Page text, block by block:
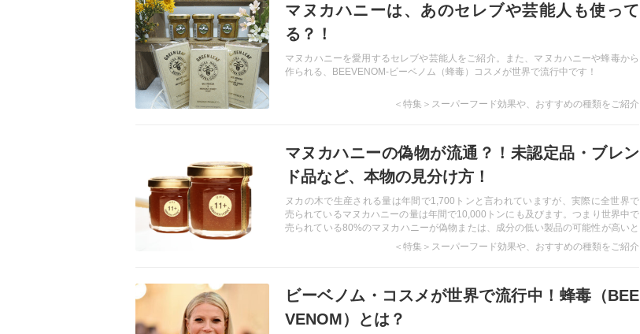
マヌカハニーは、あのセレブや芸能人も使って
る？！
マヌカハニーを愛用するセレブや芸能人をご紹介。また、マヌカハニーや蜂毒から
作られる、BEEVENOM-ビーベノム（蜂毒）コスメが世界で流行中です！
＜特集＞スーパーフード効果や、おすすめの種類をご紹介
マヌカハニーの偽物が流通？！未認定品・ブレン
ド品など、本物の見分け方！
ヌカの木で生産される量は年間で1,700トンと言われていますが、実際に全世界で
売られているマヌカハニーの量は年間で10,000トンにも及びます。つまり世界中で
売られている80%のマヌカハニーが偽物または、成分の低い製品の可能性が高いと
考えられます。「UMF」または「MGO」のブランドマークのついた商品を選び、目
的に合わせたグレードのものを購入しましょう。
＜特集＞スーパーフード効果や、おすすめの種類をご紹介
ビーベノム・コスメが世界で流行中！蜂毒（BEE
VENOM）とは？